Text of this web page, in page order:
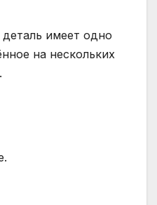
имеет одно
на нескольких